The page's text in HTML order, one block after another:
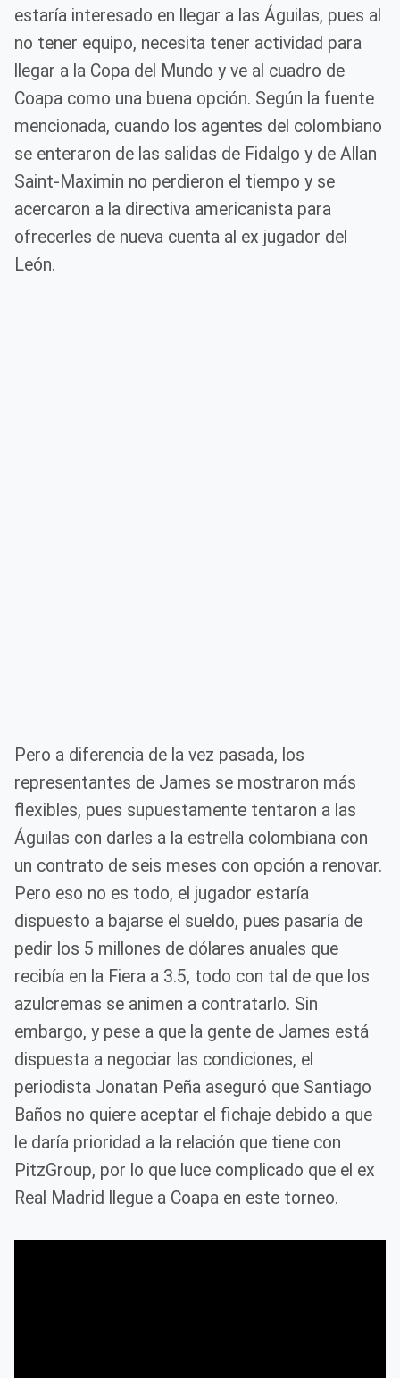
estaría interesado en llegar a las Águilas, pues al
no tener equipo, necesita tener actividad para
llegar a la Copa del Mundo y ve al cuadro de
Coapa como una buena opción. Según la fuente
mencionada, cuando los agentes del colombiano
se enteraron de las salidas de Fidalgo y de Allan
Saint-Maximin no perdieron el tiempo y se
acercaron a la directiva americanista para
ofrecerles de nueva cuenta al ex jugador del
León.
Pero a diferencia de la vez pasada, los
representantes de James se mostraron más
flexibles, pues supuestamente tentaron a las
Águilas con darles a la estrella colombiana con
un contrato de seis meses con opción a renovar.
Pero eso no es todo, el jugador estaría
dispuesto a bajarse el sueldo, pues pasaría de
pedir los 5 millones de dólares anuales que
recibía en la Fiera a 3.5, todo con tal de que los
azulcremas se animen a contratarlo. Sin
embargo, y pese a que la gente de James está
dispuesta a negociar las condiciones, el
periodista Jonatan Peña aseguró que Santiago
Baños no quiere aceptar el fichaje debido a que
le daría prioridad a la relación que tiene con
PitzGroup, por lo que luce complicado que el ex
Real Madrid llegue a Coapa en este torneo.